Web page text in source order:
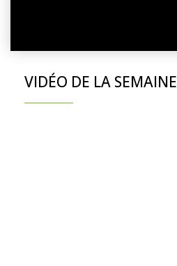
VIDÉO DE LA SEMAINE